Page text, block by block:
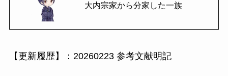
大内宗家から分家した一族
【更新履歴】：20260223 参考文献明記